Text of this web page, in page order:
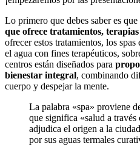
Lo primero que debes saber es que
que ofrece tratamientos,
ofrecer estos tratamientos, los
el agua con fines terapéuticos,
centros están diseñados para
bienestar integral, combinando
cuerpo y despejar la mente.
La palabra «spa» proviene
que significa «salud a través
adjudica el origen a la
por sus aguas termales